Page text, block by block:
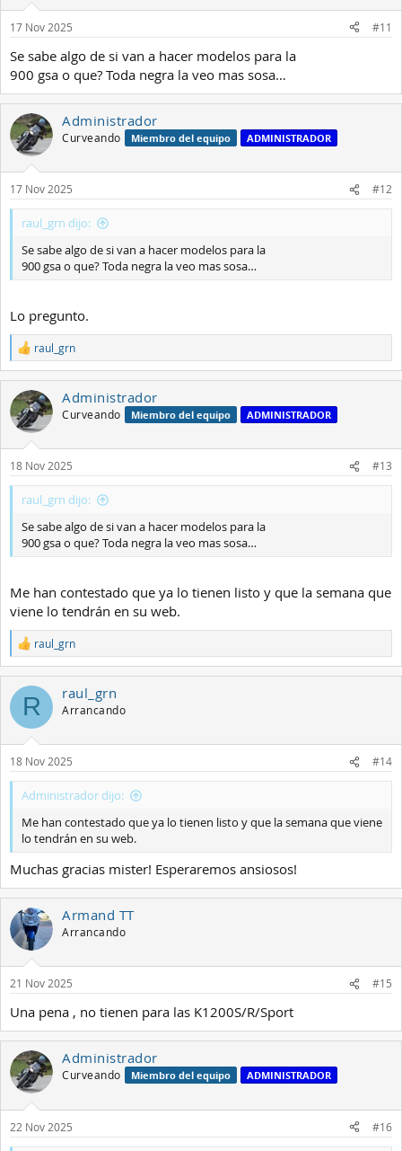
17 Nov 2025 #11
Se sabe algo de si van a hacer modelos para la
900 gsa o que? Toda negra la veo mas sosa…
Administrador
Curveando Miembro del equipo ADMINISTRADOR
17 Nov 2025 #12
raul_grn dijo:
Se sabe algo de si van a hacer modelos para la
900 gsa o que? Toda negra la veo mas sosa…
Lo pregunto.
R
e
a
c
c
i
n
e
s
raul_grn
Administrador
Curveando Miembro del equipo ADMINISTRADOR
18 Nov 2025 #13
raul_grn dijo:
Se sabe algo de si van a hacer modelos para la
900 gsa o que? Toda negra la veo mas sosa…
Me han contestado que ya lo tienen listo y que la semana que
viene lo tendrán en su web.
R
e
a
c
i
n
e
s
raul_grn
R raul_grn
Arrancando
18 Nov 2025 #14
Administrador dijo:
Me han contestado que ya lo tienen listo y que la semana que viene
lo tendrán en su web.
Muchas gracias mister! Esperaremos ansiosos!
Armand TT
Arrancando
21 Nov 2025 #15
Una pena , no tienen para las K1200S/R/Sport
Administrador
Curveando Miembro del equipo ADMINISTRADOR
22 Nov 2025 #16